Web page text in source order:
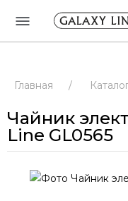
Главная /
Чайник
Line GL0565